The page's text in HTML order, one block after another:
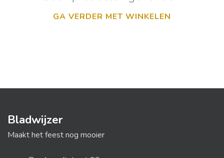
GA VERDER MET WINKELEN
Bladwijzer
Maakt het feest nog mooier